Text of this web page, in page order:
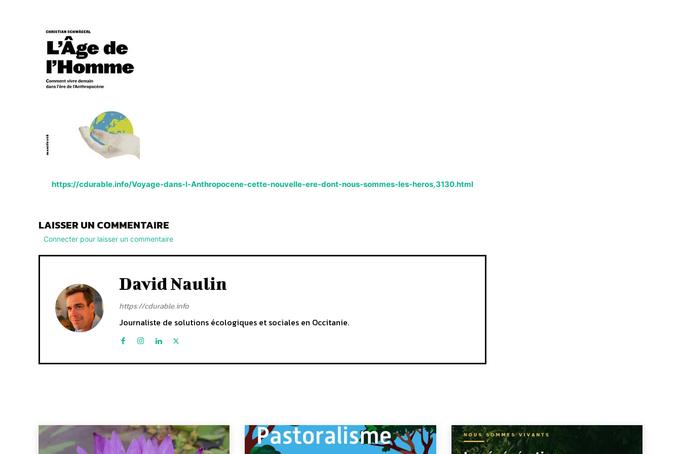
https://cdurable.info/Voyage-dans-l-Anthropocene-cette-nouvelle-ere-dont-nous-sommes-les-heros,3130.html
LAISSER UN COMMENTAIRE
Connecter pour laisser un commentaire
David Naulin
https://cdurable.info
Journaliste de solutions écologiques et sociales en Occitanie.